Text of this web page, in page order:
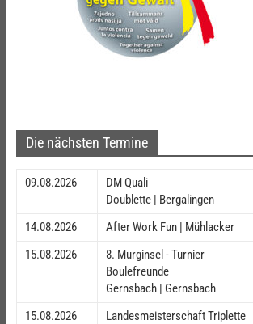
Die nächsten Termine
09.08.2026
DM Quali
Doublette | Bergalingen
14.08.2026
After Work Fun | Mühlacker
15.08.2026
8. Murginsel - Turnier
Boulefreunde
Gernsbach | Gernsbach
15.08.2026
Landesmeisterschaft Triplette